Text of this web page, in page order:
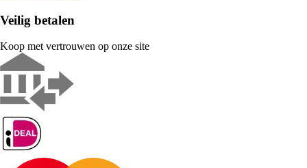
Veilig betalen
Koop met vertrouwen op onze site